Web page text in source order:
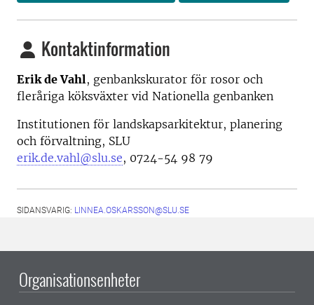
Kontaktinformation
Erik de Vahl, genbankskurator för rosor och
fleråriga köksväxter vid Nationella genbanken
Institutionen för landskapsarkitektur, planering
och förvaltning, SLU
erik.de.vahl@slu.se, 0724-54 98 79
SIDANSVARIG: LINNEA.OSKARSSON@SLU.SE
Organisationsenheter